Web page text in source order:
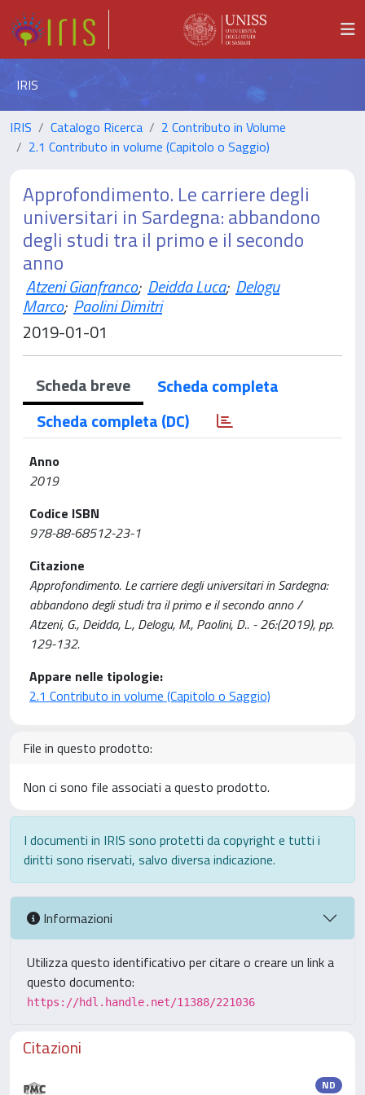
IRIS
IRIS Catalogo Ricerca
2 Contributo in Volume
2.1 Contributo in volume (Capitolo o Saggio)
Approfondimento. Le carriere degli
universitari in Sardegna: abbandono
degli studi tra il primo e il secondo
anno
Atzeni Gianfranco; Deidda Luca; Delogu
Marco; Paolini Dimitri
2019-01-01
Scheda breve
Scheda completa
Scheda completa (DC)
Anno
2019
Codice ISBN
978-88-68512-23-1
Citazione
Approfondimento. Le carriere degli universitari in Sardegna:
abbandono degli studi tra il primo e il secondo anno /
Atzeni, G., Deidda, L., Delogu, M., Paolini, D.. - 26:(2019), pp.
129-132.
Appare nelle tipologie:
2.1 Contributo in volume (Capitolo o Saggio)
File in questo prodotto:
Non ci sono file associati a questo prodotto.
I documenti in IRIS sono protetti da copyright e tutti i
diritti sono riservati, salvo diversa indicazione.
Informazioni
Utilizza questo identificativo per citare o creare un link a
questo documento:
https://hdl.handle.net/11388/221036
Citazioni
ND